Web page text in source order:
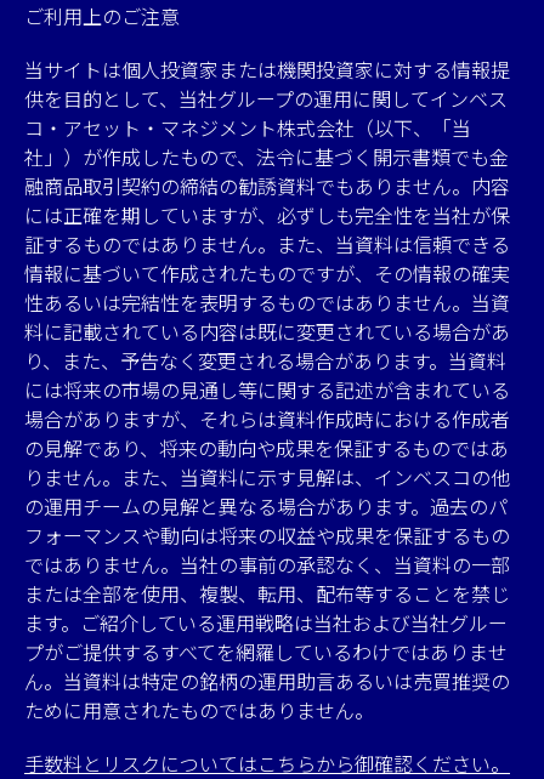
ご利用上のご注意
当サイトは個人投資家または機関投資家に対する情報提
供を目的として、当社グループの運用に関してインベス
コ・アセット・マネジメント株式会社（以下、「当
社」）が作成したもので、法令に基づく開示書類でも金
融商品取引契約の締結の勧誘資料でもありません。内容
には正確を期していますが、必ずしも完全性を当社が保
証するものではありません。また、当資料は信頼できる
情報に基づいて作成されたものですが、その情報の確実
性あるいは完結性を表明するものではありません。当資
料に記載されている内容は既に変更されている場合があ
り、また、予告なく変更される場合があります。当資料
には将来の市場の見通し等に関する記述が含まれている
場合がありますが、それらは資料作成時における作成者
の見解であり、将来の動向や成果を保証するものではあ
りません。また、当資料に示す見解は、インベスコの他
の運用チームの見解と異なる場合があります。過去のパ
フォーマンスや動向は将来の収益や成果を保証するもの
ではありません。当社の事前の承認なく、当資料の一部
または全部を使用、複製、転用、配布等することを禁じ
ます。ご紹介している運用戦略は当社および当社グルー
プがご提供するすべてを網羅しているわけではありませ
ん。当資料は特定の銘柄の運用助言あるいは売買推奨の
ために用意されたものではありません。
手数料とリスクについてはこちらから御確認ください。